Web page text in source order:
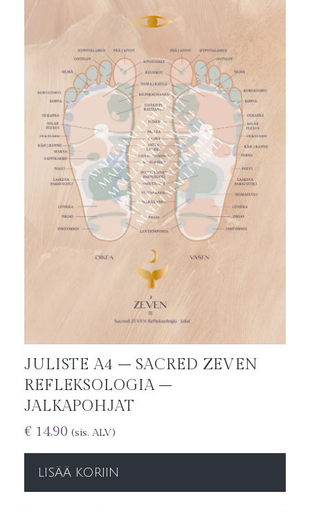
JULISTE A4 – SACRED ZEVEN
REFLEKSOLOGIA –
JALKAPOHJAT
€ 14.90 (sis. ALV)
LISÄÄ KORIIN